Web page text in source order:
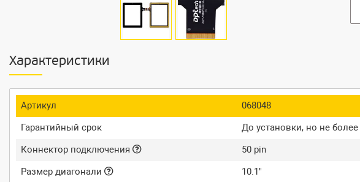
Характеристики
Артикул
068048
Гарантийный срок
До установки, но не
Коннектор подключения
50 pin
Размер диагонали
10.1"